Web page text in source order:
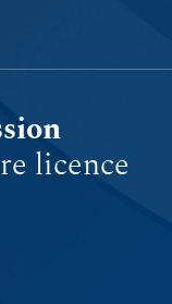
licence